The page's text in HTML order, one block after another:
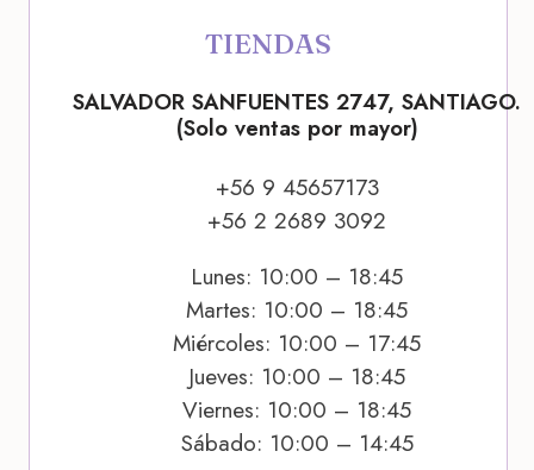
TIENDAS
SALVADOR SANFUENTES 2747, SANTIAGO.
(Solo ventas por mayor)
+56 9 45657173
+56 2 2689 3092
Lunes: 10:00 – 18:45
Martes: 10:00 – 18:45
Miércoles: 10:00 – 17:45
Jueves: 10:00 – 18:45
Viernes: 10:00 – 18:45
Sábado: 10:00 – 14:45